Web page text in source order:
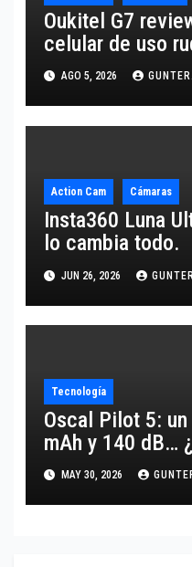
Oukitel G7
celular de uso
10,600 mAh
AGO 5, 2026
Action Cam Cámaras
Insta360 Luna
lo cambia todo.
JUN 26, 2026
Tecnología
Oscal Pilot 5:
mAh y 140 dB…
MAY 30, 2026